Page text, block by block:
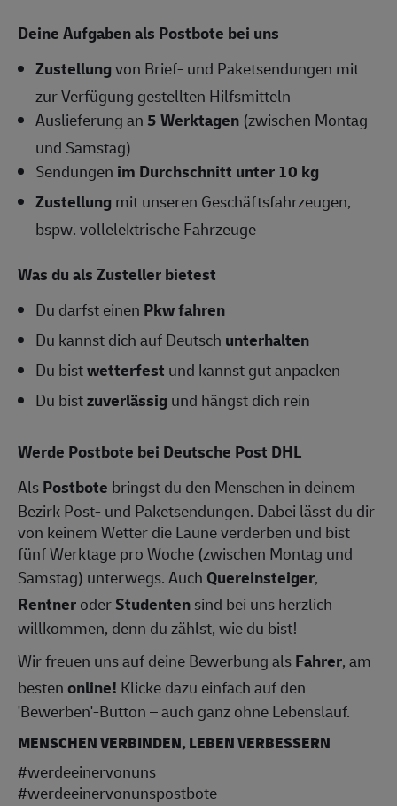
Deine Aufgaben als Postbote bei uns
Zustellungvon Brief- und Paketsendungen mit
zur Verfügung gestellten Hilfsmitteln
Auslieferung an5 Werktagen (zwischen Montag
und Samstag)
Sendungen im Durchschnitt unter 10 kg
Zustellungmit unseren Geschäftsfahrzeugen,
bspw. vollelektrische Fahrzeuge
Was du als Zusteller bietest
Du darfst einen Pkw fahren
Du kannst dich auf Deutsch unterhalten
Du bistwetterfest und kannst gut anpacken
Du bistzuverlässigund hängst dich rein
Werde Postbote bei Deutsche Post DHL
AlsPostbote bringst du den Menschen in deinem
Bezirk Post- und Paketsendungen. Dabei lässt du dir
von keinem Wetter die Laune verderben und bist
fünf Werktage pro Woche (zwischen Montag und
Samstag) unterwegs. Auch Quereinsteiger,
RentneroderStudentensind bei uns herzlich
willkommen, denn du zählst, wie du bist!
Wir freuen uns auf deine Bewerbung alsFahrer, am
bestenonline! Klicke dazu einfach auf den
'Bewerben'-Button – auch ganz ohne Lebenslauf.
MENSCHEN VERBINDEN, LEBEN VERBESSERN
#werdeeinervonuns
#werdeeinervonunspostbote